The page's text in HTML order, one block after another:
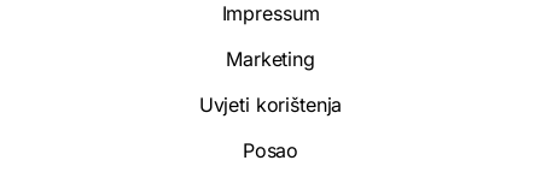
Impressum
Marketing
Uvjeti korištenja
Posao